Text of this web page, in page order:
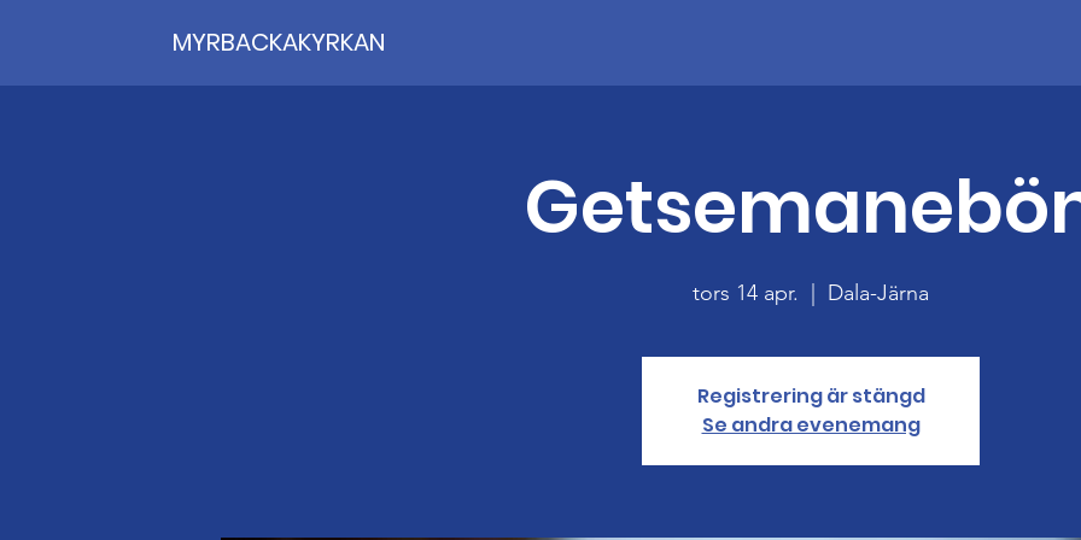
MYRBACKAKYRKAN
tors 14 apr. Dala-Järna
Registrering är stängd
Se andra evenemang